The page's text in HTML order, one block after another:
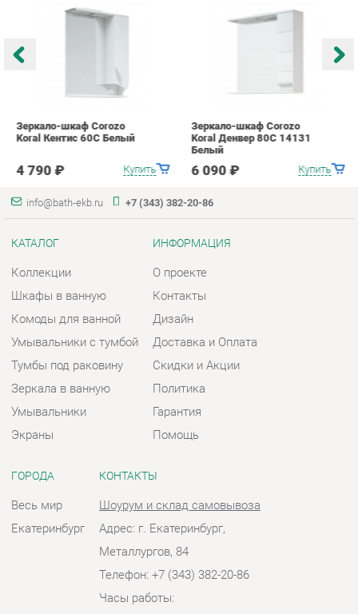
Коллекции
Комоды для ванной
Умывальники с тумбой
Тумбы под раковину
Зеркала в ванную
О проекте
Контакты
Дизайн
Скидки и Акции
Политика
Помощь
ГОРОДА
Екатеринбург
КОНТАКТЫ
Шоурум и склад самовывоза
Адрес: г. Екатеринбург,
Металлургов, 84
Телефон: +7 (343) 382-20-86
Часы работы:
© 2009-2026 Ванная-Екатеринбург